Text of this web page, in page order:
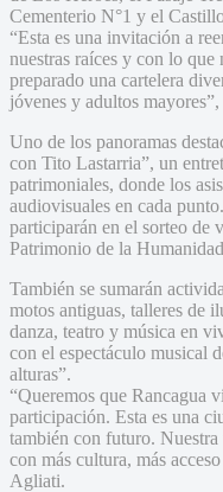
Cementerio N°1 y el
“Esta es una invitación a
nuestras raíces y con lo
preparado una cartelera
jóvenes y adultos
Uno de los panoramas
con Tito Lastarria”, un
patrimoniales, donde los
audiovisuales en cada
participarán en el sorteo de
Patrimonio de la
También se sumarán
motos antiguas, talleres de
danza, teatro y música en
con el espectáculo musical
alturas”.
“Queremos que Rancagua
participación. Esta es una
también con futuro.
con más cultura, más
Agliati.